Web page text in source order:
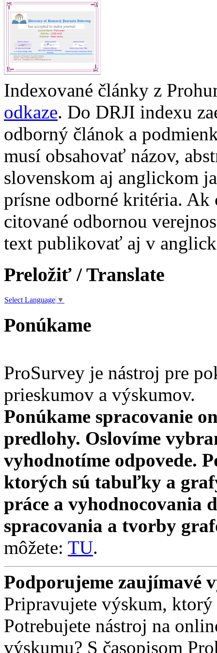
Indexované články z
odkaze. Do DRJI indexu
odborný článok a
musí obsahovať názov,
slovenskom aj anglickom
prísne odborné kritéria. Ak
citované odbornou
text publikovať aj v
Preložiť / Translate
Select Language ▼
Ponúkame
ProSurvey je nástroj pre
prieskumov a výskumov.
Ponúkame spracovanie
predlohy. Oslovíme
vyhodnotíme odpovede.
ktorých sú tabuľky a
práce a vyhodnocovania
spracovania a tvorby
môžete: TU.
Podporujeme zaujímavé
Pripravujete výskum,
Potrebujete nástroj na
výskumu? S časopisom